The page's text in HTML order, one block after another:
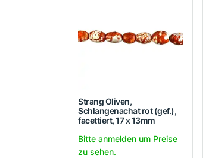
Strang Oliven,
Schlangenachat rot (gef.),
facettiert, 17 x 13mm
Bitte anmelden um Preise
zu sehen.